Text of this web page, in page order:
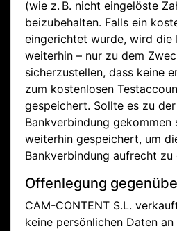
(wie z. B. nicht eingelöste
beizubehalten. Falls ein
eingerichtet wurde, wird die
weiterhin – nur zu dem
sicherzustellen, dass keine
zum kostenlosen
gespeichert. Sollte es zu
Bankverbindung gekommen
weiterhin gespeichert, um
Bankverbindung aufrecht zu
Offenlegung
CAM-CONTENT S.L.
keine persönlichen Daten